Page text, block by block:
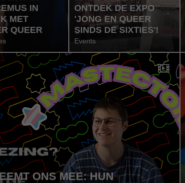
IN
MET
QUEER
ONTDEK DE EXPO
'JONG EN QUEER
SINDS DE SIXTIES'!
Events
ONS MEE: HUN